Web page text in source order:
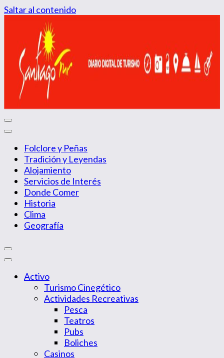
Saltar al contenido
Santiago Tur
Folclore y Peñas
Tradición y Leyendas
Alojamiento
Servicios de Interés
Donde Comer
Historia
Clima
Geografía
Activo
Turismo Cinegético
Actividades Recreativas
Pesca
Teatros
Pubs
Boliches
Casinos